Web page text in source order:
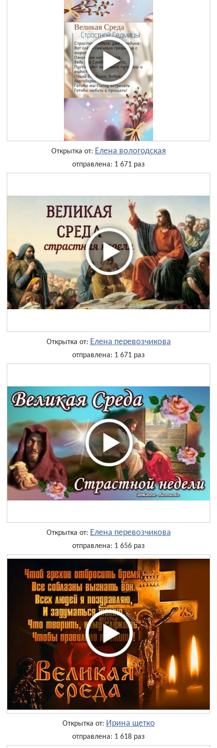
Открытка от: Елена вологодская
отправлена: 1 671 раз
Открытка от: Елена перевозчикова
отправлена: 1 671 раз
Открытка от: Елена перевозчикова
отправлена: 1 656 раз
Открытка от: Ирина щетко
отправлена: 1 618 раз